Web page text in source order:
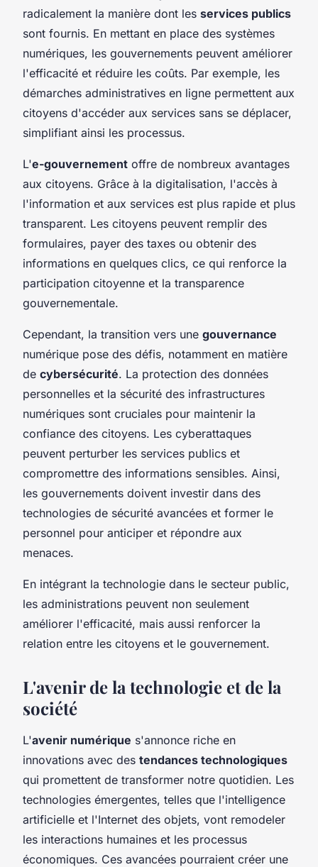
radicalement la manière dont les services publics
sont fournis. En mettant en place des systèmes
numériques, les gouvernements peuvent améliorer
l'efficacité et réduire les coûts. Par exemple, les
démarches administratives en ligne permettent aux
citoyens d'accéder aux services sans se déplacer,
simplifiant ainsi les processus.
L'e-gouvernement offre de nombreux avantages
aux citoyens. Grâce à la digitalisation, l'accès à
l'information et aux services est plus rapide et plus
transparent. Les citoyens peuvent remplir des
formulaires, payer des taxes ou obtenir des
informations en quelques clics, ce qui renforce la
participation citoyenne et la transparence
gouvernementale.
Cependant, la transition vers une gouvernance
numérique pose des défis, notamment en matière
de cybersécurité. La protection des données
personnelles et la sécurité des infrastructures
numériques sont cruciales pour maintenir la
confiance des citoyens. Les cyberattaques
peuvent perturber les services publics et
compromettre des informations sensibles. Ainsi,
les gouvernements doivent investir dans des
technologies de sécurité avancées et former le
personnel pour anticiper et répondre aux
menaces.
En intégrant la technologie dans le secteur public,
les administrations peuvent non seulement
améliorer l'efficacité, mais aussi renforcer la
relation entre les citoyens et le gouvernement.
L'avenir de la technologie et de la
société
L'avenir numérique s'annonce riche en
innovations avec des tendances technologiques
qui promettent de transformer notre quotidien. Les
technologies émergentes, telles que l'intelligence
artificielle et l'Internet des objets, vont remodeler
les interactions humaines et les processus
économiques. Ces avancées pourraient créer une